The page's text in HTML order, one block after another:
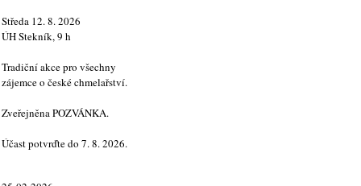
Středa 12. 8. 2026
ÚH Stekník, 9 h
Tradiční akce pro všechny
zájemce o české chmelařství.
Zveřejněna POZVÁNKA.
Účast potvrďte do 7. 8. 2026.